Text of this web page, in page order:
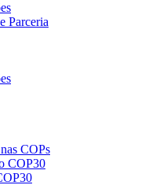
Parceria
COPs
COP30